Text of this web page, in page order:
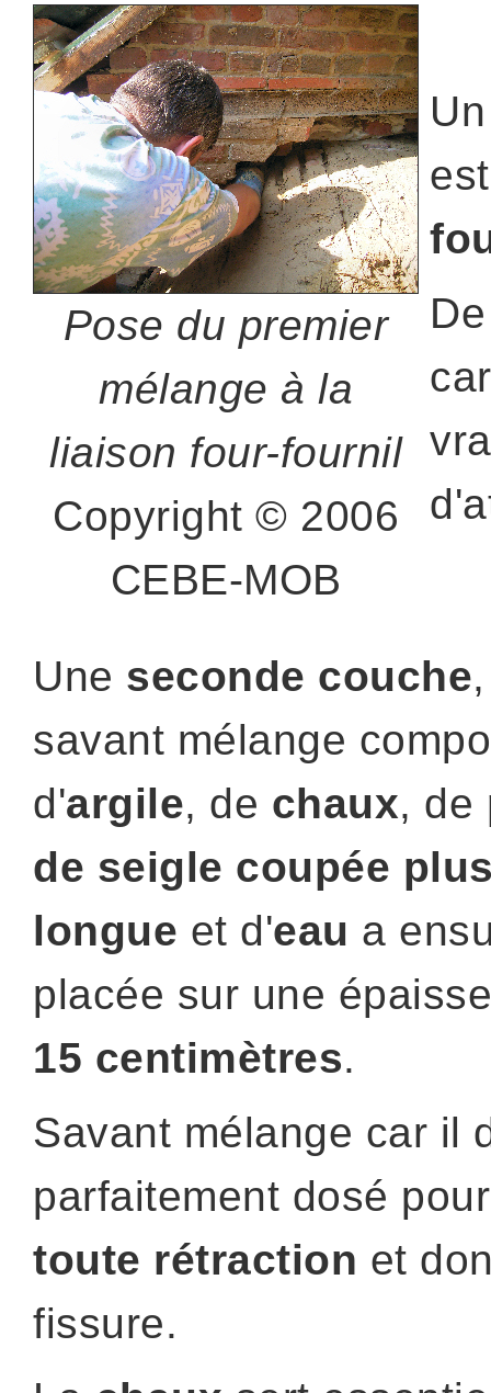
Pose du premier
mélange à la
liaison four-fournil
Copyright © 2006
CEBE-MOB
Une seconde couche
savant mélange
d'argile, de chaux, de
de seigle coupée
longue et d'eau a
placée sur une
15 centimètres.
Savant mélange car il
parfaitement dosé pour
toute rétraction et
fissure.